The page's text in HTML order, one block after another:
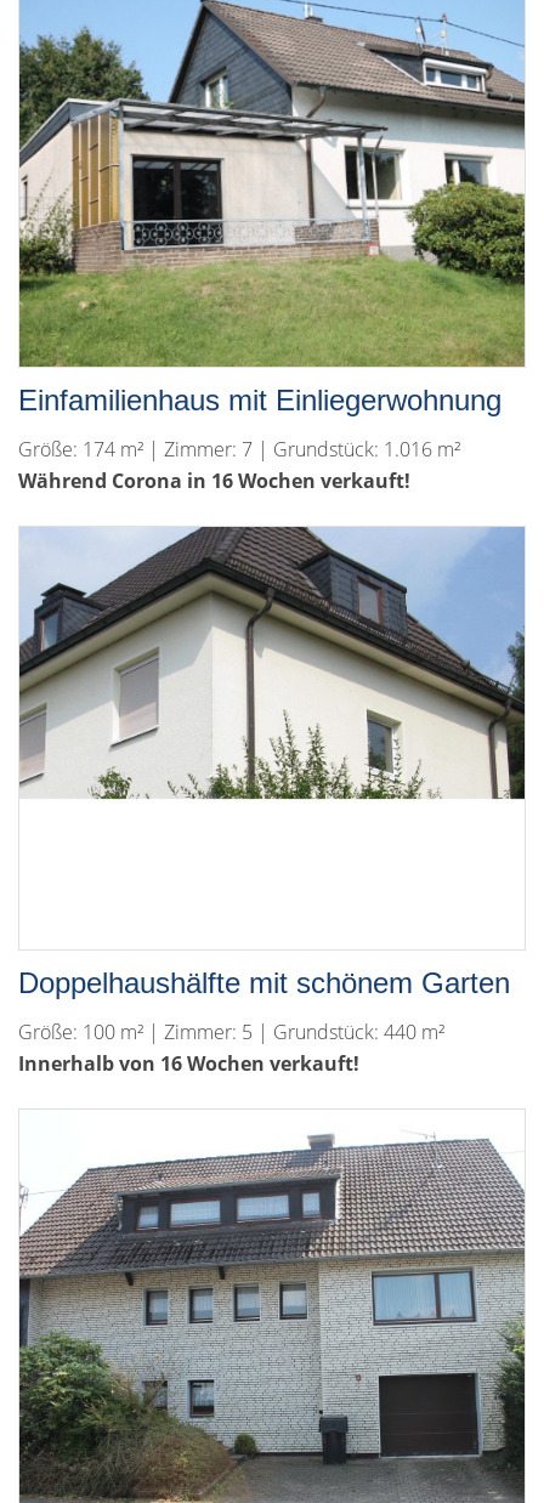
Einfamilienhaus mit Einliegerwohnung
Größe: 174 m² | Zimmer: 7 | Grundstück: 1.016 m²
Während Corona in 16 Wochen verkauft!
Doppelhaushälfte mit schönem Garten
Größe: 100 m² | Zimmer: 5 | Grundstück: 440 m²
Innerhalb von 16 Wochen verkauft!